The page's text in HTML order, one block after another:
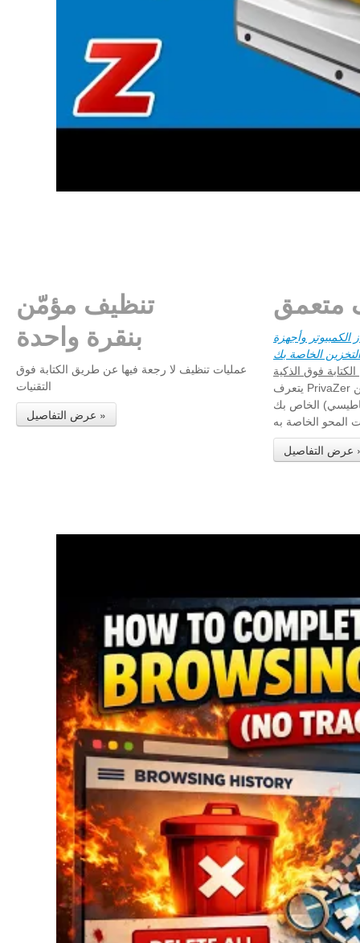
تنظيف مؤمّن
بنقرة واحدة
عمليات تنظيف لا رجعة فيها عن طريق الكتابة فوق
التقنيات
عرض التفاصيل »
متعمق
وأجهزة
التخزين الخاصة بك
يتعرف PrivaZer تلقائيا على نوع جهاز التخزين
الخاص بك (القرص المغناطيسي ، SSD ، إلخ) ويكيف
المحو الخاصة به
»